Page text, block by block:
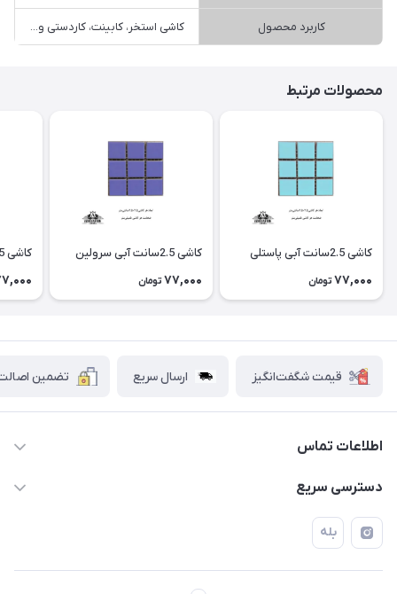
کاربرد محصول کاشی استخر، کابینت، کاردستی و...
محصولات مرتبط
کاشی 2.5سانت آبی پاستلی
77,000 تومان
کاشی 2.5سانت آبی سرولین
77,000 تومان
کاشی 2.5سانت سرمه‌ای
قیمت شگفت‌انگیز ارسال سریع تضمین اصالت
اطلاعات تماس
۰۲۱۷۷۰۶۰۰۲۸ ـ ۰۹۱۹۰۰۲۸۲۴۷
فروشگاه آبتین
دسترسی سریع
حساب کاربری
بله